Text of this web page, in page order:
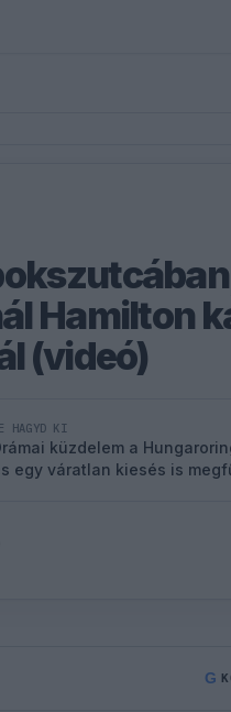
Hamilton
(videó)
HAGYD KI
küzdelem a
egy váratlan kiesés is
G